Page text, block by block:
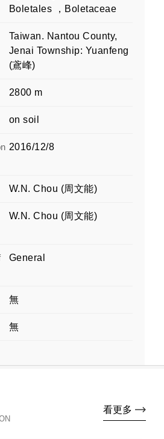
Boletales ，Boletaceae
Taiwan. Nantou County,
Jenai Township: Yuanfeng
(鳶峰)
2800 m
on soil
2016/12/8
W.N. Chou (周文能)
W.N. Chou (周文能)
General
無
無
看更多